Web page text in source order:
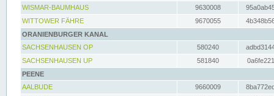
WISMAR-BAUMHAUS
9630008
WITTOWER FÄHRE
9670055
ORANIENBURGER KANAL
SACHSENHAUSEN OP
580240
SACHSENHAUSEN UP
581840
PEENE
AALBUDE
9660009